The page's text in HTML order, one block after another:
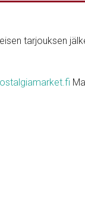
tarjouksen